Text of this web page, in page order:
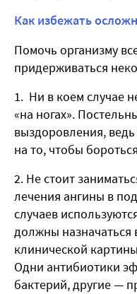
Как избежать
Помочь организму
придерживаться
Ни в коем случае
«на ногах».
выздоровления,
на то, чтобы
Не стоит
лечения ангины в
случаев
должны назначаться
клинической
Одни антибиотики
бактерий, другие —